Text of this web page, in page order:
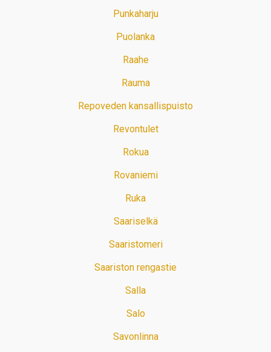
Punkaharju
Puolanka
Raahe
Rauma
Repoveden kansallispuisto
Revontulet
Rokua
Rovaniemi
Ruka
Saariselkä
Saaristomeri
Saariston rengastie
Salla
Salo
Savonlinna